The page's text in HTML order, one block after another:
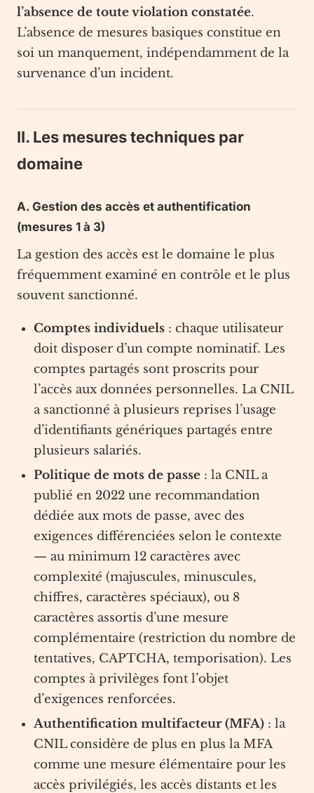
l’absence de toute violation constatée.
L’absence de mesures basiques constitue en
soi un manquement, indépendamment de la
survenance d’un incident.
II. Les mesures techniques par
domaine
A. Gestion des accès et authentification
(mesures 1 à 3)
La gestion des accès est le domaine le plus
fréquemment examiné en contrôle et le plus
souvent sanctionné.
Comptes individuels : chaque utilisateur
doit disposer d’un compte nominatif. Les
comptes partagés sont proscrits pour
l’accès aux données personnelles. La CNIL
a sanctionné à plusieurs reprises l’usage
d’identifiants génériques partagés entre
plusieurs salariés.
Politique de mots de passe : la CNIL a
publié en 2022 une recommandation
dédiée aux mots de passe, avec des
exigences différenciées selon le contexte
— au minimum 12 caractères avec
complexité (majuscules, minuscules,
chiffres, caractères spéciaux), ou 8
caractères assortis d’une mesure
complémentaire (restriction du nombre de
tentatives, CAPTCHA, temporisation). Les
comptes à privilèges font l’objet
d’exigences renforcées.
Authentification multifacteur (MFA) : la
CNIL considère de plus en plus la MFA
comme une mesure élémentaire pour les
accès privilégiés, les accès distants et les